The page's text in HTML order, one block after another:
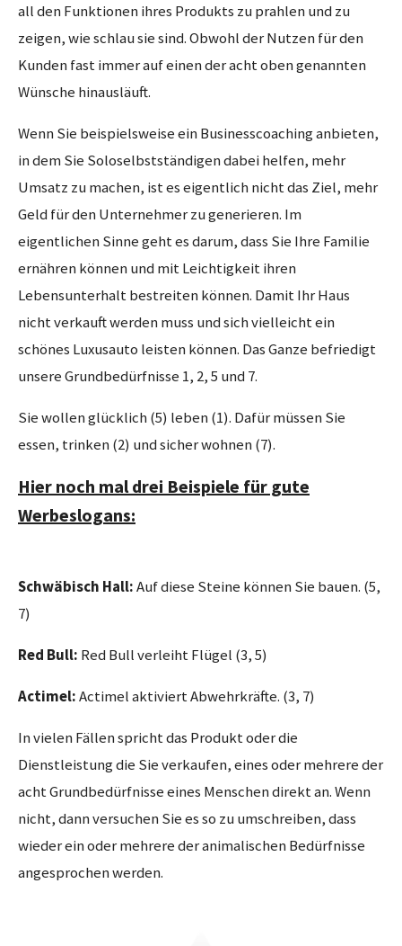
all den Funktionen ihres Produkts zu prahlen und zu
zeigen, wie schlau sie sind. Obwohl der Nutzen für den
Kunden fast immer auf einen der acht oben genannten
Wünsche hinausläuft.
Wenn Sie beispielsweise ein Businesscoaching anbieten,
in dem Sie Soloselbstständigen dabei helfen, mehr
Umsatz zu machen, ist es eigentlich nicht das Ziel, mehr
Geld für den Unternehmer zu generieren. Im
eigentlichen Sinne geht es darum, dass Sie Ihre Familie
ernähren können und mit Leichtigkeit ihren
Lebensunterhalt bestreiten können. Damit Ihr Haus
nicht verkauft werden muss und sich vielleicht ein
schönes Luxusauto leisten können. Das Ganze befriedigt
unsere Grundbedürfnisse 1, 2, 5 und 7.
Sie wollen glücklich (5) leben (1). Dafür müssen Sie
essen, trinken (2) und sicher wohnen (7).
Hier noch mal drei Beispiele für gute
Werbeslogans:
Schwäbisch Hall:Auf diese Steine können Sie bauen. (5,
7)
Red Bull: Red Bull verleiht Flügel (3, 5)
Actimel:Actimel aktiviert Abwehrkräfte. (3, 7)
In vielen Fällen spricht das Produkt oder die
Dienstleistung die Sie verkaufen, eines oder mehrere der
acht Grundbedürfnisse eines Menschen direkt an. Wenn
nicht, dann versuchen Sie es so zu umschreiben, dass
wieder ein oder mehrere der animalischen Bedürfnisse
angesprochen werden.